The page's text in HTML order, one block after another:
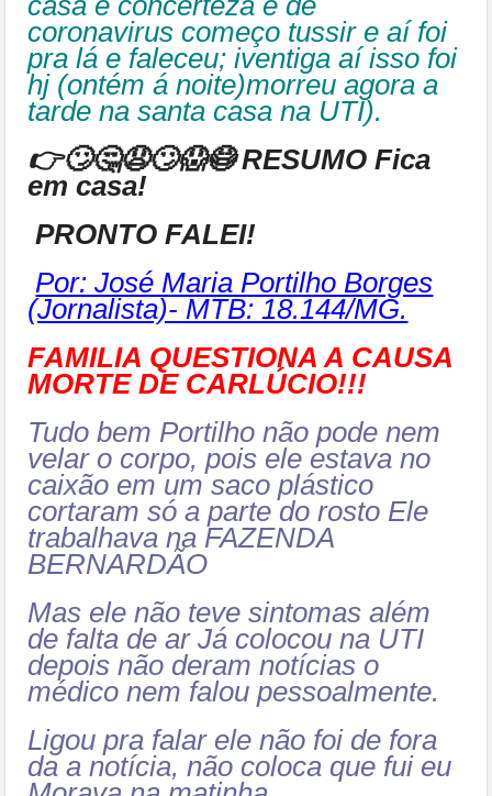
coronavirus começo tussir e aí foi
pra lá e faleceu; iventiga aí isso foi
hj (ontém á noite)morreu agora a
tarde na santa casa na UTI).
👉🙄🤔😧🙄😱😷RESUMO Fica
em casa!
PRONTO FALEI!
Por: José Maria Portilho Borges
(Jornalista)- MTB: 18.144/MG.
FAMILIA QUESTIONA A CAUSA
MORTE DE CARLÚCIO!!!
Tudo bem Portilho não pode nem
velar o corpo, pois ele estava no
caixão em um saco plástico
cortaram só a parte do rosto Ele
trabalhava na FAZENDA
BERNARDÃO
Mas ele não teve sintomas além
de falta de ar Já colocou na UTI
depois não deram notícias o
médico nem falou pessoalmente.
Ligou pra falar ele não foi de fora
da a notícia, não coloca que fui eu